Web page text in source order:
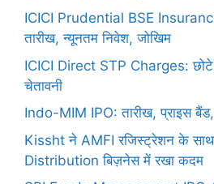
ICICI Prudential BSE
तारीख, न्यूनतम निवेश, जोखिम
ICICI Direct STP Charges:
चेतावनी
Indo-MIM IPO: तारीख, प्राइस
Kissht ने AMFI रजिस्ट्रेशन के
Distribution बिज़नेस में रखा कदम